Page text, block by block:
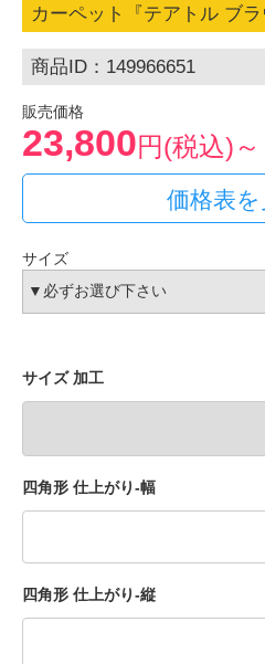
カーペット『テアトル ブラ
商品ID：149966651
販売価格
23,800円(税込)～
価格表を
サイズ
サイズ 加工
四角形 仕上がり-幅
四角形 仕上がり-縦